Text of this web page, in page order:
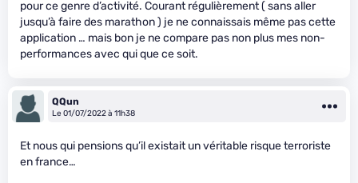
pour ce genre d’activité. Courant régulièrement ( sans aller
jusqu’à faire des marathon ) je ne connaissais même pas cette
application … mais bon je ne compare pas non plus mes non-
performances avec qui que ce soit.
QQun
Le 01/07/2022 à 11h38
Et nous qui pensions qu’il existait un véritable risque terroriste
en france…